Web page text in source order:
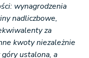
wynagrodzenia
nadliczbowe,
za
kwoty niezależnie
góry ustalona, a